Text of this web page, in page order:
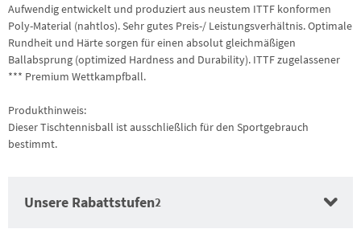
Aufwendig entwickelt und produziert aus neustem ITTF konformen
Poly-Material (nahtlos). Sehr gutes Preis-/ Leistungsverhältnis. Optimale
Rundheit und Härte sorgen für einen absolut gleichmäßigen
Ballabsprung (optimized Hardness and Durability). ITTF zugelassener
*** Premium Wettkampfball.
Produkthinweis:
Dieser Tischtennisball ist ausschließlich für den Sportgebrauch
bestimmt.
Unsere Rabattstufen2